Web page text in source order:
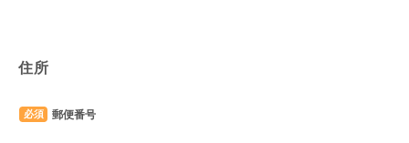
住所
郵便番号
必須